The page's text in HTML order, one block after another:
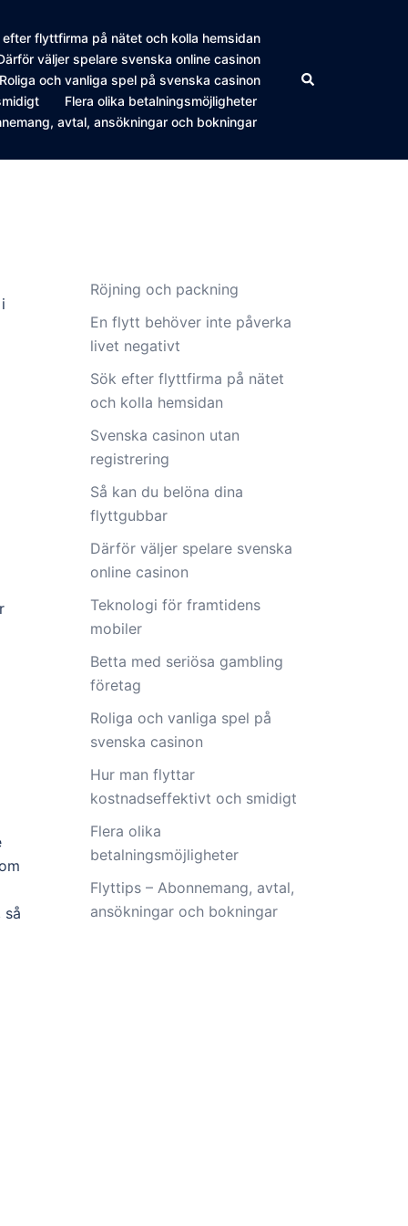
efter flyttfirma på nätet och kolla hemsidan
väljer spelare svenska online casinon
Roliga och vanliga spel på svenska casinon
Flera olika betalningsmöjligheter
avtal, ansökningar och bokningar
Search
så
Röjning och packning
En flytt behöver inte påverka
livet negativt
Sök efter flyttfirma på nätet
och kolla hemsidan
Svenska casinon utan
registrering
Så kan du belöna dina
flyttgubbar
Därför väljer spelare svenska
online casinon
Teknologi för framtidens
mobiler
Betta med seriösa gambling
företag
Roliga och vanliga spel på
svenska casinon
Hur man flyttar
kostnadseffektivt och smidigt
Flera olika
betalningsmöjligheter
Flyttips – Abonnemang, avtal,
ansökningar och bokningar